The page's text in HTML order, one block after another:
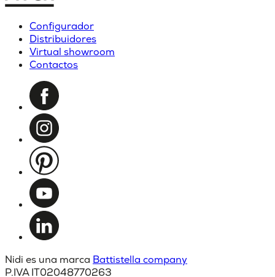
Configurador
Distribuidores
Virtual showroom
Contactos
Nidi es una marca Battistella company
P.IVA IT02048770263